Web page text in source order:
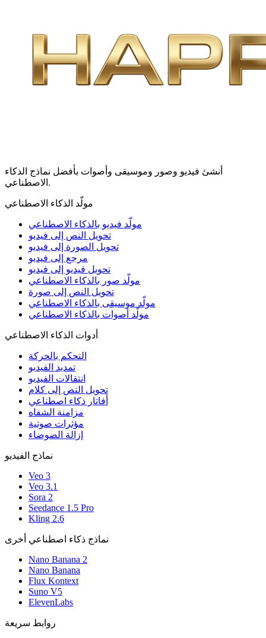
أنشئ فيديو وصور وموسيقى وأصوات بأفضل نماذج الذكاء
الاصطناعي.
مولّد الذكاء الاصطناعي
مولّد فيديو بالذكاء الاصطناعي
تحويل النص إلى فيديو
تحويل الصورة إلى فيديو
مرجع إلى فيديو
تحويل فيديو إلى فيديو
مولّد صور بالذكاء الاصطناعي
تحويل النص إلى صورة
مولّد موسيقى بالذكاء الاصطناعي
مولّد أصوات بالذكاء الاصطناعي
أدوات الذكاء الاصطناعي
التحكم بالحركة
تمديد الفيديو
انتقالات الفيديو
تحويل النص إلى كلام
أفاتار ذكاء اصطناعي
مزامنة الشفاه
مؤثرات صوتية
إزالة الضوضاء
نماذج الفيديو
Veo 3
Veo 3.1
Sora 2
Seedance 1.5 Pro
Kling 2.6
نماذج ذكاء اصطناعي أخرى
Nano Banana 2
Nano Banana
Flux Kontext
Suno V5
ElevenLabs
روابط سريعة